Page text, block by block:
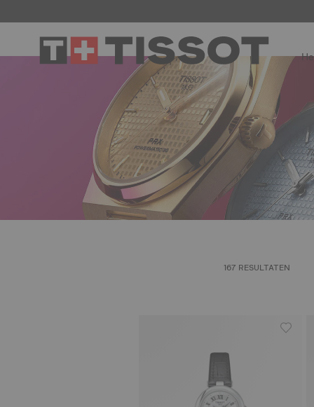
167 RESULTATEN